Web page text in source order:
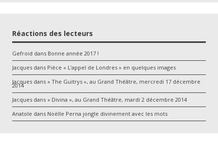
Réactions des lecteurs
Gefroid dans Bonne année 2017 !
Jacques dans Pièce « L’appel de Londres » en quelques images
Jacques dans « The Guitrys », au Grand Théâtre, mercredi 17 décembre
2014
Jacques dans « Divina », au Grand Théâtre, mardi 2 décembre 2014
Anatole dans Noëlle Perna jongle divinement avec les mots